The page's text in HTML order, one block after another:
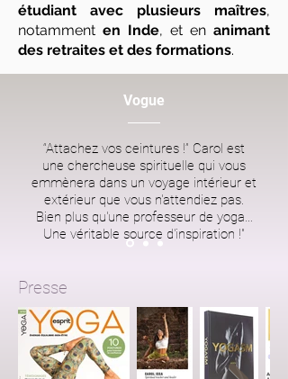
étudiant avec plusieurs maîtres,
notamment en Inde, et en animant
des retraites et des formations.
Vogue
“Attachez vos ceintures !” Carol est
une chercheuse spirituelle qui vous
emmènera dans un voyage intérieur et
extérieur que vous n'attendiez pas.
Bien plus qu'une professeur de yoga…
Une véritable source d'inspiration !"
Presse